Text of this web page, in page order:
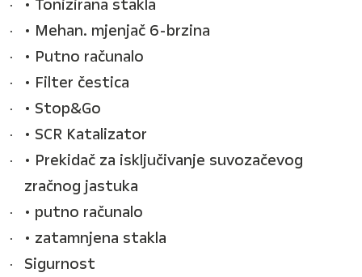
• Tonizirana stakla
• Mehan. mjenjač 6-brzina
• Putno računalo
• Filter čestica
• Stop&Go
• SCR Katalizator
• Prekidač za isključivanje suvozačevog
zračnog jastuka
• putno računalo
• zatamnjena stakla
Sigurnost